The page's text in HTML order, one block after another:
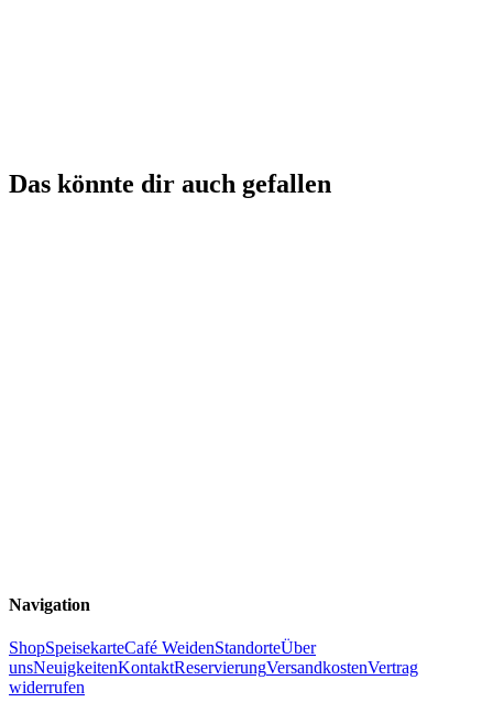
Das könnte dir auch gefallen
Navigation
ShopSpeisekarteCafé WeidenStandorteÜber
unsNeuigkeitenKontaktReservierungVersandkostenVertrag
widerrufen